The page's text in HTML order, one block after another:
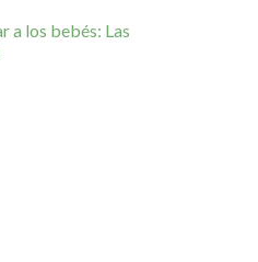
a los bebés: Las